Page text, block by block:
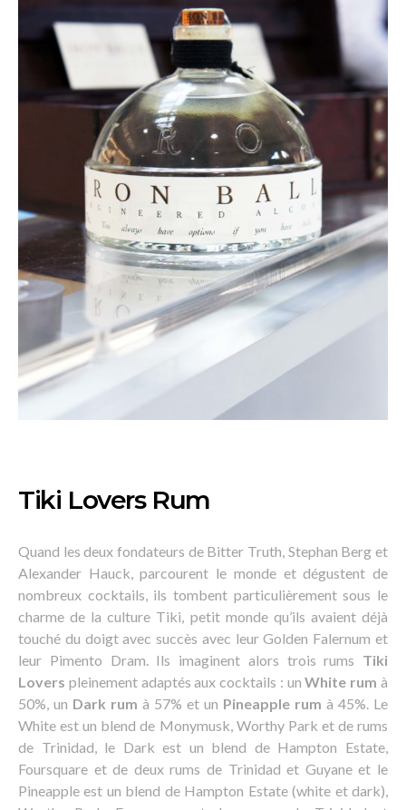
Tiki Lovers Rum
Quand les deux fondateurs de Bitter Truth, Stephan Berg et
Alexander Hauck, parcourent le monde et dégustent de
nombreux cocktails, ils tombent particulièrement sous le
charme de la culture Tiki, petit monde qu’ils avaient déjà
touché du doigt avec succès avec leur Golden Falernum et
leur Pimento Dram. Ils imaginent alors trois rums Tiki
Lovers pleinement adaptés aux cocktails : unWhite rum à
50%, un Dark rum à 57% et un Pineapple rum à 45%. Le
White est un blend de Monymusk, Worthy Park et de rums
de Trinidad, le Dark est un blend de Hampton Estate,
Foursquare et de deux rums de Trinidad et Guyane et le
Pineapple est un blend de Hampton Estate (white et dark),